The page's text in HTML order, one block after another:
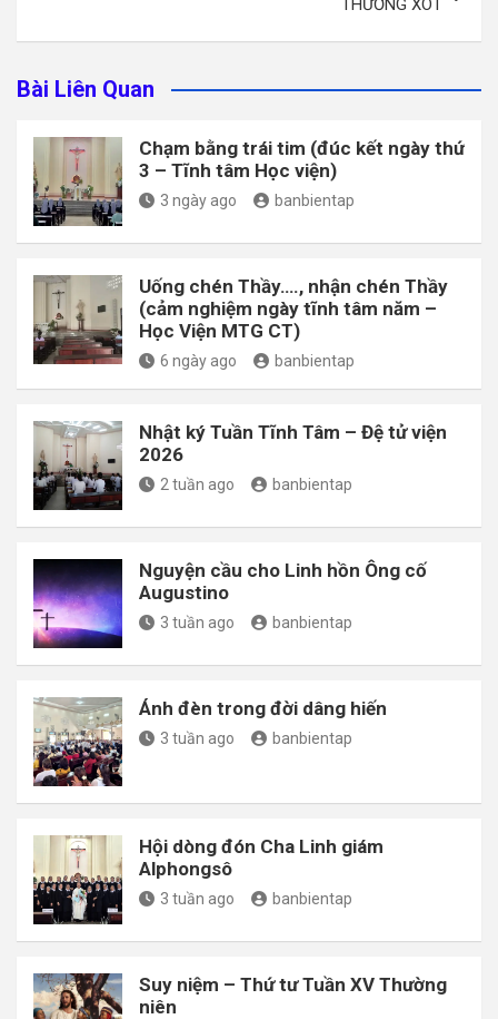
THƯƠNG XÓT
Bài Liên Quan
Chạm bằng trái tim (đúc kết ngày thứ
3 – Tĩnh tâm Học viện)
3 ngày ago banbientap
Uống chén Thầy…., nhận chén Thầy
(cảm nghiệm ngày tĩnh tâm năm –
Học Viện MTG CT)
6 ngày ago banbientap
Nhật ký Tuần Tĩnh Tâm – Đệ tử viện
2026
2 tuần ago banbientap
Nguyện cầu cho Linh hồn Ông cố
Augustino
3 tuần ago banbientap
Ánh đèn trong đời dâng hiến
3 tuần ago banbientap
Hội dòng đón Cha Linh giám
Alphongsô
3 tuần ago banbientap
Suy niệm – Thứ tư Tuần XV Thường
niên